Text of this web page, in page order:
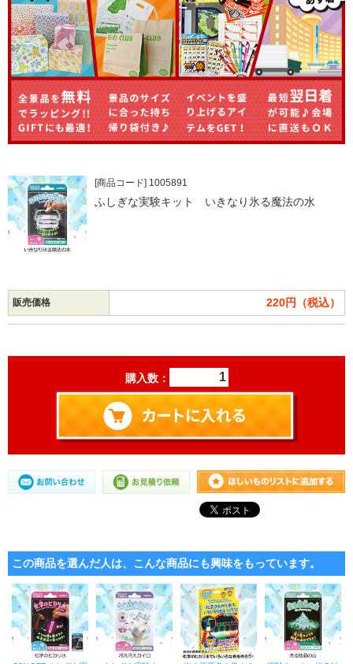
[商品コード] 1005891
ふしぎな実験キット いきなり氷る魔法の水
販売価格 220円（税込）
購入数：
この商品を選んだ人は、こんな商品にも興味をもっています。